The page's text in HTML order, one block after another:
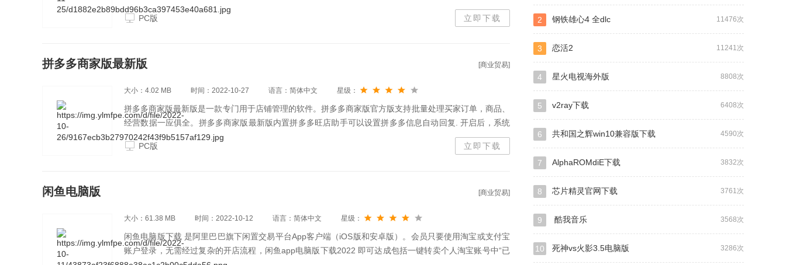
PC版 立即下载
[商业贸易]
拼多多商家版最新版
大小：4.02 MB 时间：2022-10-27 语言：简体中文 星级：
拼多多商家版最新版是一款专门用于店铺管理的软件。拼多多商家版官方版支持批量处理买家订单，商品、
经营数据一应俱全。拼多多商家版最新版内置拼多多旺店助手可以设置拼多多信息自动回复. 开启后，系统
会自动根据设置的关键词回复买家。软件操作简便，易于上手。
PC版
立即下载
[商业贸易]
闲鱼电脑版
大小：61.38 MB 时间：2022-10-12 语言：简体中文 星级：
闲鱼电脑版下载 是阿里巴巴旗下闲置交易平台App客户端（iOS版和安卓版）。会员只要使用淘宝或支付宝
账户登录，无需经过复杂的开店流程，闲鱼app电脑版下载2022 即可达成包括一键转卖个人淘宝账号中“已
11476次
2 钢铁雄心4 全dlc
11241次
3 恋活2
8808次
4 星火电视海外版
6408次
5 v2ray下载
4590次
6 共和国之辉win10兼容版下载
3832次
7 AlphaROMdiE下载
3761次
8 芯片精灵官网下载
3568次
9 酷我音乐
3286次
10 死神vs火影3.5电脑版